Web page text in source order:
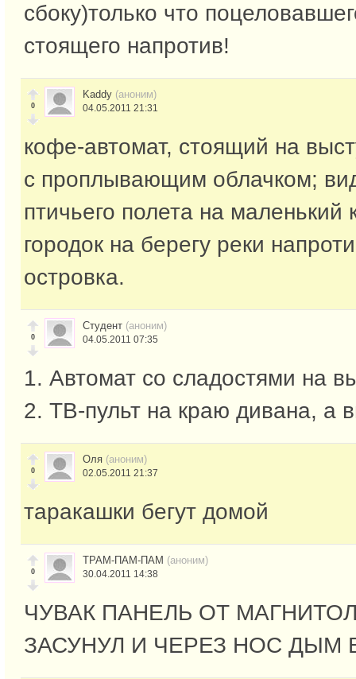
сбоку)только что
стоящего напротив!
0
Kaddy (аноним)
04.05.2011 21:31
кофе-автомат, стоящий на
с проплывающим облачком;
птичьего полета на маленький
городок на берегу реки
островка.
0
Студент (аноним)
04.05.2011 07:35
1. Автомат со сладостями на
2. ТВ-пульт на краю дивана, а
0
Оля (аноним)
02.05.2011 21:37
таракашки бегут домой
0
ТРАМ-ПАМ-ПАМ (аноним)
30.04.2011 14:38
ЧУВАК ПАНЕЛЬ ОТ
ЗАСУНУЛ И ЧЕРЕЗ НОС ДЫМ